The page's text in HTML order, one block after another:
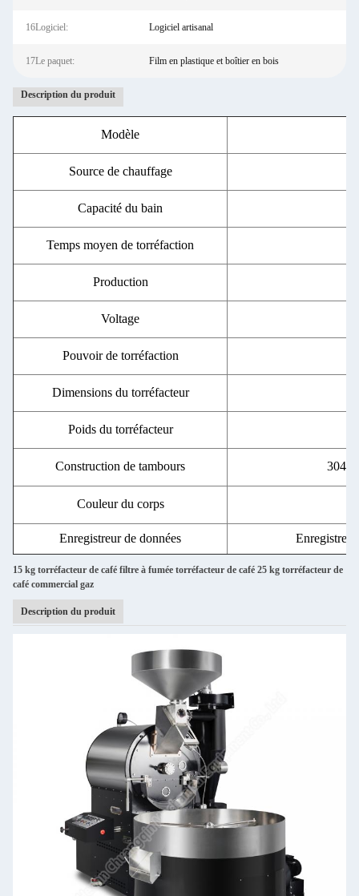
16Logiciel: Logiciel artisanal
17Le paquet: Film en plastique et boîtier en bois
Description du produit
Modèle
Source de chauffage
Capacité du bain
Temps moyen de torréfaction
Production
Voltage
Pouvoir de torréfaction
Dimensions du torréfacteur
Poids du torréfacteur
Construction de tambours 304
Couleur du corps
Enregistreur de données Enregistrer
15 kg torréfacteur de café filtre à fumée torréfacteur de café 25 kg torréfacteur de
café commercial gaz
Description du produit